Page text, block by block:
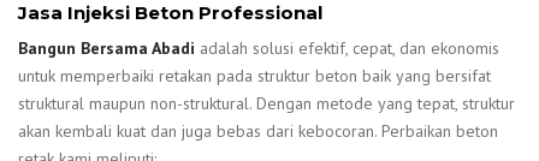
Jasa Injeksi Beton Professional
Bangun Bersama Abadi adalah solusi efektif, cepat, dan ekonomis
untuk memperbaiki retakan pada struktur beton baik yang bersifat
struktural maupun non-struktural. Dengan metode yang tepat, struktur
akan kembali kuat dan juga bebas dari kebocoran. Perbaikan beton